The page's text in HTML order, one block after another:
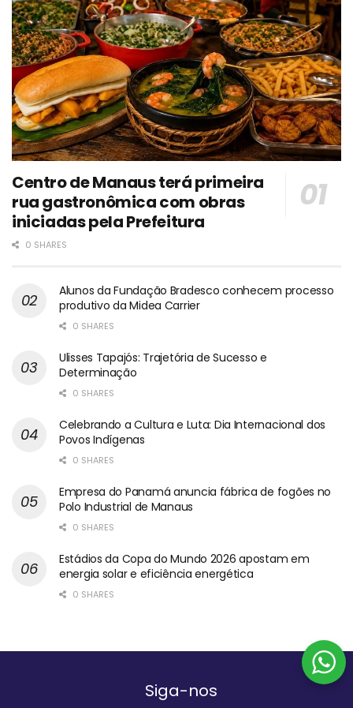
Centro de Manaus terá primeira
rua gastronômica com obras
iniciadas pela Prefeitura
0 SHARES
Alunos da Fundação Bradesco conhecem processo
produtivo da Midea Carrier
0 SHARES
Ulisses Tapajós: Trajetória de Sucesso e
Determinação
0 SHARES
Celebrando a Cultura e Luta: Dia Internacional dos
Povos Indígenas
0 SHARES
Empresa do Panamá anuncia fábrica de fogões no
Polo Industrial de Manaus
0 SHARES
Estádios da Copa do Mundo 2026 apostam em
energia solar e eficiência energética
0 SHARES
Siga-nos